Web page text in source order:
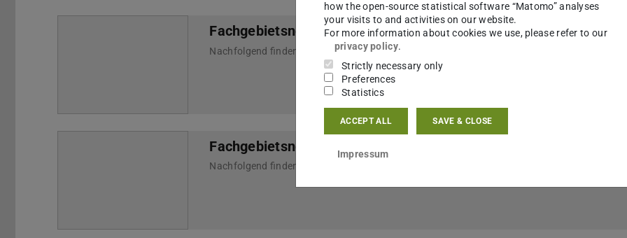
Fachgebietsnewsletter November 2024
2024/
Fachgebietsnewsletter Oktober 2024
how the open-source statistical software “Matomo” analyses
your visits to and activities on our website.
For more information about cookies we use, please refer to our
privacy policy.
Strictly necessary only
Preferences
Statistics
ACCEPT ALL SAVE & CLOSE
Impressum